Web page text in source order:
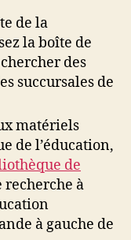
de la
la boîte de
des
succursales de
matériels
de l’éducation,
de
recherche à
à gauche de